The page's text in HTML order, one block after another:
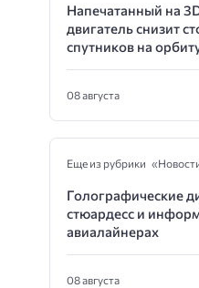
Напечатанный на
двигатель снизит
спутников на
08 августа
Еще из рубрики
Голографические
стюардесс и
авиалайнерах
08 августа